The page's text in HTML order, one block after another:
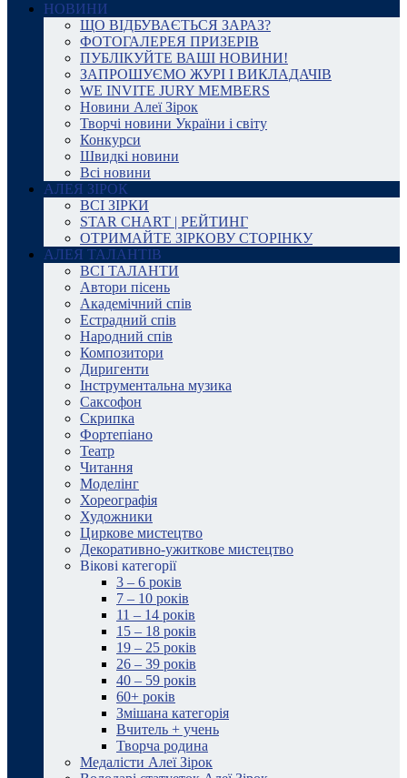
НОВИНИ
ЩО ВІДБУВАЄТЬСЯ ЗАРАЗ?
ФОТОГАЛЕРЕЯ ПРИЗЕРІВ
ПУБЛІКУЙТЕ ВАШІ НОВИНИ!
ЗАПРОШУЄМО ЖУРІ І ВИКЛАДАЧІВ
WE INVITE JURY MEMBERS
Новини Алеї Зірок
Творчі новини України і світу
Конкурси
Швидкі новини
Всі новини
АЛЕЯ ЗІРОК
ВСІ ЗІРКИ
STAR CHART | РЕЙТИНГ
ОТРИМАЙТЕ ЗІРКОВУ СТОРІНКУ
АЛЕЯ ТАЛАНТІВ
ВСІ ТАЛАНТИ
Автори пісень
Академічний спів
Естрадний спів
Народний спів
Композитори
Диригенти
Інструментальна музика
Саксофон
Скрипка
Фортепіано
Театр
Читання
Моделінг
Хореографія
Художники
Циркове мистецтво
Декоративно-ужиткове мистецтво
Вікові категорії
3 – 6 років
7 – 10 років
11 – 14 років
15 – 18 років
19 – 25 років
26 – 39 років
40 – 59 років
60+ років
Змішана категорія
Вчитель + учень
Творча родина
Медалісти Алеї Зірок